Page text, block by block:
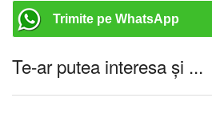
Trimite pe WhatsApp
Te-ar putea interesa și ...